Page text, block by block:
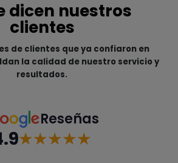
dicen nuestros
clientes
de clientes que ya confiaron en
la calidad de nuestro servicio y
resultados.
Reseñas
★★★★★